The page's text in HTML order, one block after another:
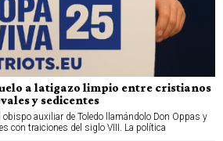
a latigazo limpio entre cristianos
y sedicentes
auxiliar de Toledo llamándolo Don Oppas y
con traiciones del siglo VIII. La política